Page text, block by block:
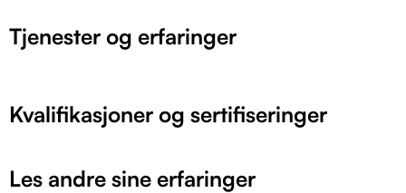
Tjenester og erfaringer
Kvalifikasjoner og sertifiseringer
Les andre sine erfaringer